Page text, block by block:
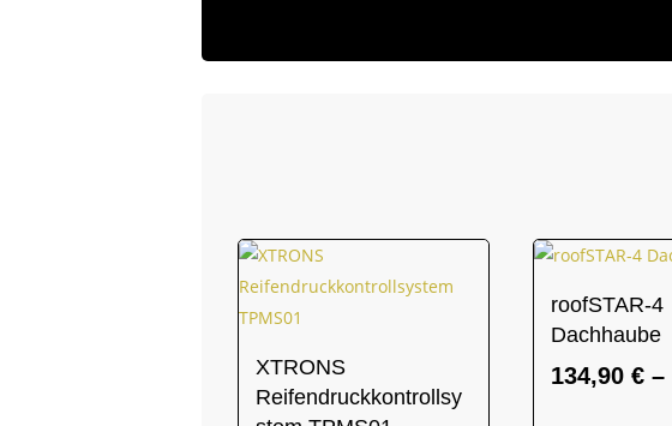
XTRONS
Reifendruckkontrollsy
roofSTAR-4
Dachhaube
134,90€ –